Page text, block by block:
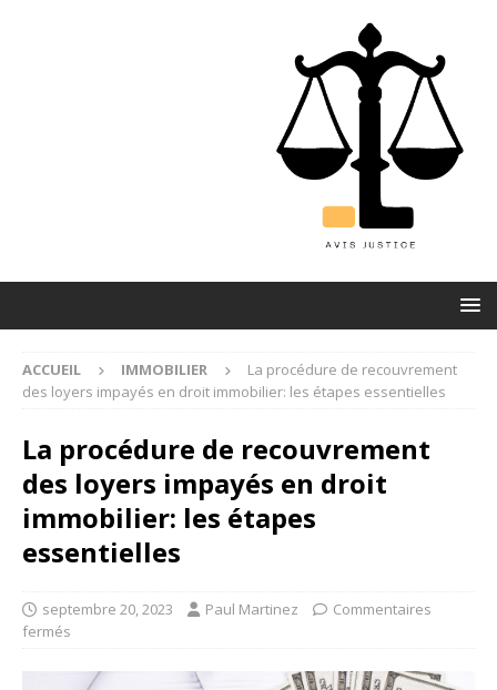
ACCUEIL IMMOBILIER
La procédure de recouvrement
des loyers impayés en droit immobilier: les étapes essentielles
La procédure de recouvrement
des loyers impayés en droit
immobilier: les étapes
essentielles
septembre 20, 2023 Paul Martinez
Commentaires
fermés